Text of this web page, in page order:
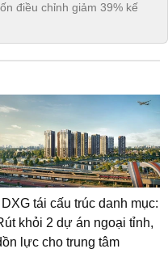
điều chỉnh giảm 39% kế
DXG tái cấu trúc danh mục:
khỏi 2 dự án ngoại tỉnh,
lực cho trung tâm